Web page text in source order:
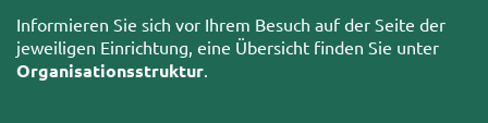
Informieren Sie sich vor Ihrem Besuch auf der Seite der
jeweiligen Einrichtung, eine Übersicht finden Sie unter
Organisationsstruktur